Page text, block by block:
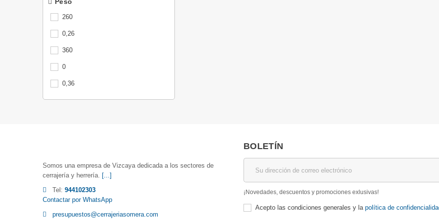
260
0,26
360
0
0,36
Somos una empresa de Vizcaya dedicada a los sectores de
cerrajería y herrería. [...]
Tel: 944102303
Contactar por WhatsApp
presupuestos@cerrajeriasomera.com
BOLETÍN
¡Novedades, descuentos y promociones exlusivas!
Acepto las condiciones generales y la política de